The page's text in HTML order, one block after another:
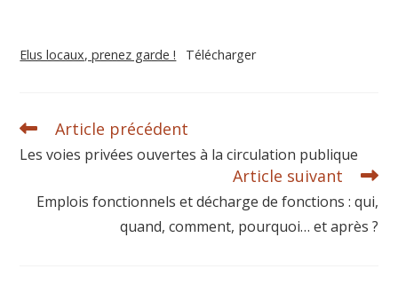
Elus locaux, prenez garde ! Télécharger
Article précédent
Les voies privées ouvertes à la circulation publique
Article suivant
Emplois fonctionnels et décharge de fonctions : qui,
quand, comment, pourquoi… et après ?